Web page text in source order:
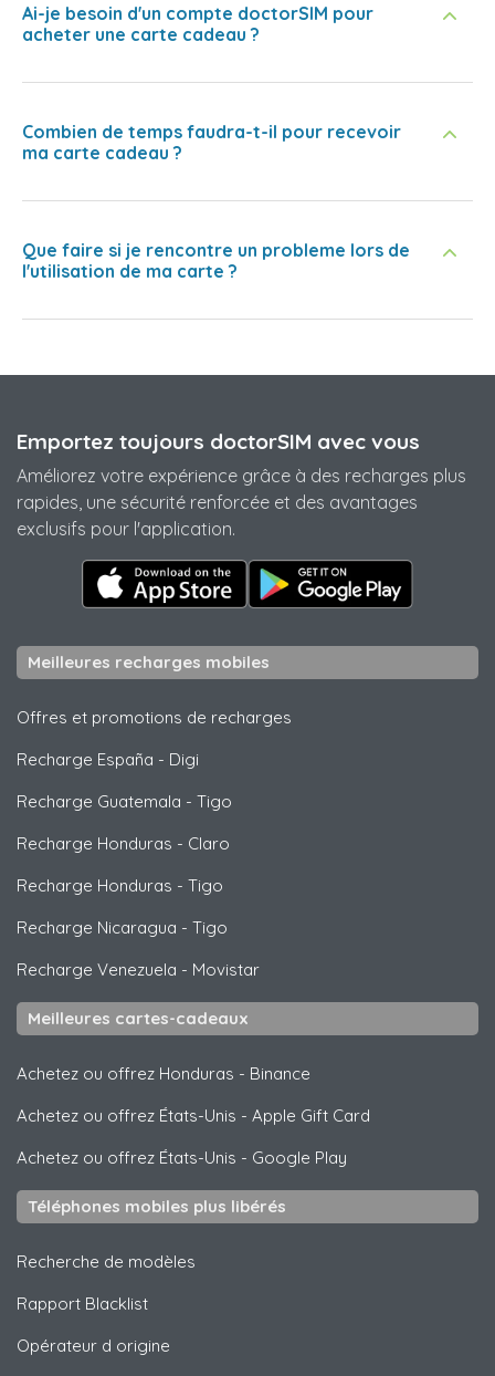
Ai-je besoin d'un compte doctorSIM pour
acheter une carte cadeau ?
Combien de temps faudra-t-il pour recevoir
ma carte cadeau ?
Que faire si je rencontre un probleme lors de
l'utilisation de ma carte ?
Emportez toujours doctorSIM avec vous
Améliorez votre expérience grâce à des recharges plus
rapides, une sécurité renforcée et des avantages
exclusifs pour l'application.
Meilleures recharges mobiles
Offres et promotions de recharges
Recharge España - Digi
Recharge Guatemala - Tigo
Recharge Honduras - Claro
Recharge Honduras - Tigo
Recharge Nicaragua - Tigo
Recharge Venezuela - Movistar
Meilleures cartes-cadeaux
Achetez ou offrez Honduras - Binance
Achetez ou offrez États-Unis - Apple Gift Card
Achetez ou offrez États-Unis - Google Play
Téléphones mobiles plus libérés
Recherche de modèles
Rapport Blacklist
Opérateur d origine